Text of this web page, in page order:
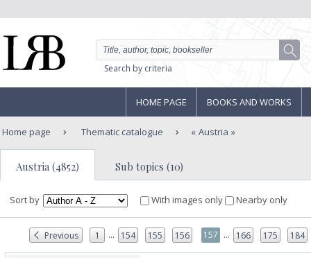
Search by criteria
HOME PAGE BOOKS AND WORKS
Home page Thematic catalogue Austria
Austria (4852) Sub topics (10)
Sort by With images only Nearby only
Previous 1 ... 154 155 156 157 ... 166 175 184